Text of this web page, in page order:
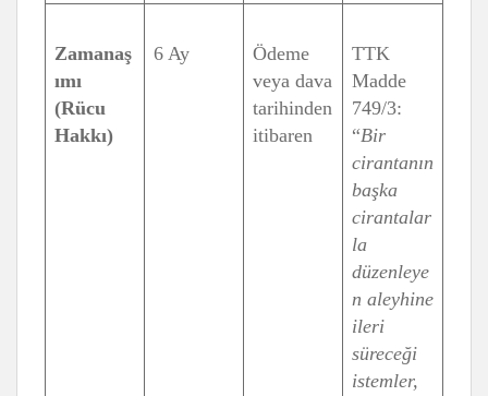
Zamanaş
ımı
(Rücu
Hakkı)
6 Ay
Ödeme
veya dava
tarihinden
itibaren
TTK
Madde
749/3:
“Bir
cirantanın
başka
cirantalar
la
düzenleye
n aleyhine
ileri
süreceği
istemler,